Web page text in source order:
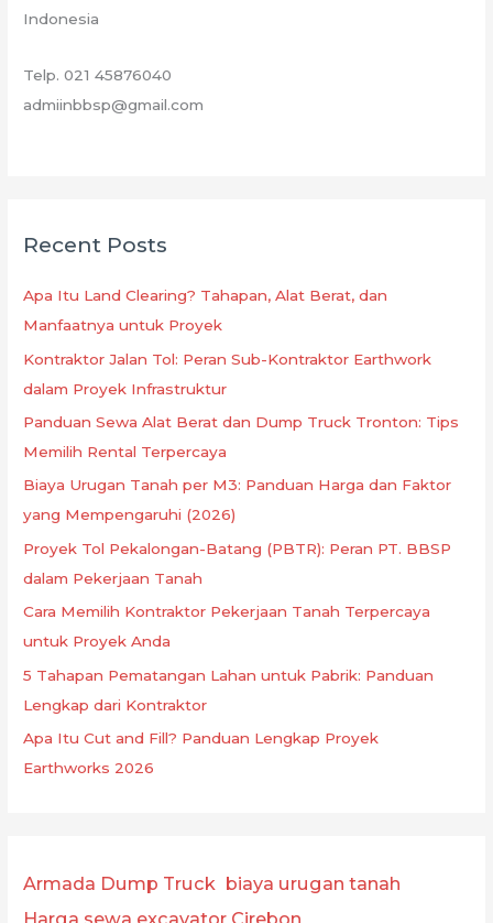
Indonesia
Telp. 021 45876040
admiinbbsp@gmail.com
Recent Posts
Apa Itu Land Clearing? Tahapan, Alat Berat, dan
Manfaatnya untuk Proyek
Kontraktor Jalan Tol: Peran Sub-Kontraktor Earthwork
dalam Proyek Infrastruktur
Panduan Sewa Alat Berat dan Dump Truck Tronton: Tips
Memilih Rental Terpercaya
Biaya Urugan Tanah per M3: Panduan Harga dan Faktor
yang Mempengaruhi (2026)
Proyek Tol Pekalongan-Batang (PBTR): Peran PT. BBSP
dalam Pekerjaan Tanah
Cara Memilih Kontraktor Pekerjaan Tanah Terpercaya
untuk Proyek Anda
5 Tahapan Pematangan Lahan untuk Pabrik: Panduan
Lengkap dari Kontraktor
Apa Itu Cut and Fill? Panduan Lengkap Proyek
Earthworks 2026
Armada Dump Truck biaya urugan tanah